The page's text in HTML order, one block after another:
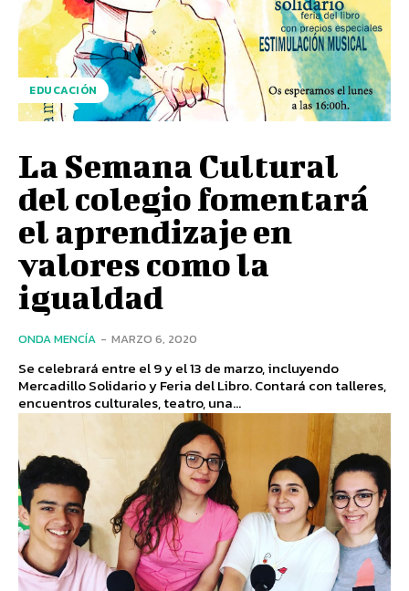
EDUCACIÓN
La Semana Cultural
del colegio fomentará
el aprendizaje en
valores como la
igualdad
ONDA MENCÍA - MARZO 6, 2020
Se celebrará entre el 9 y el 13 de marzo, incluyendo
Mercadillo Solidario y Feria del Libro. Contará con talleres,
encuentros culturales, teatro, una...